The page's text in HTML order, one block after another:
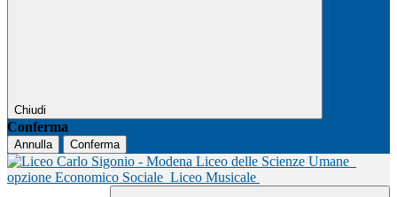
Chiudi
Conferma
Annulla Conferma
Liceo delle Scienze Umane
opzione Economico Sociale Liceo Musicale